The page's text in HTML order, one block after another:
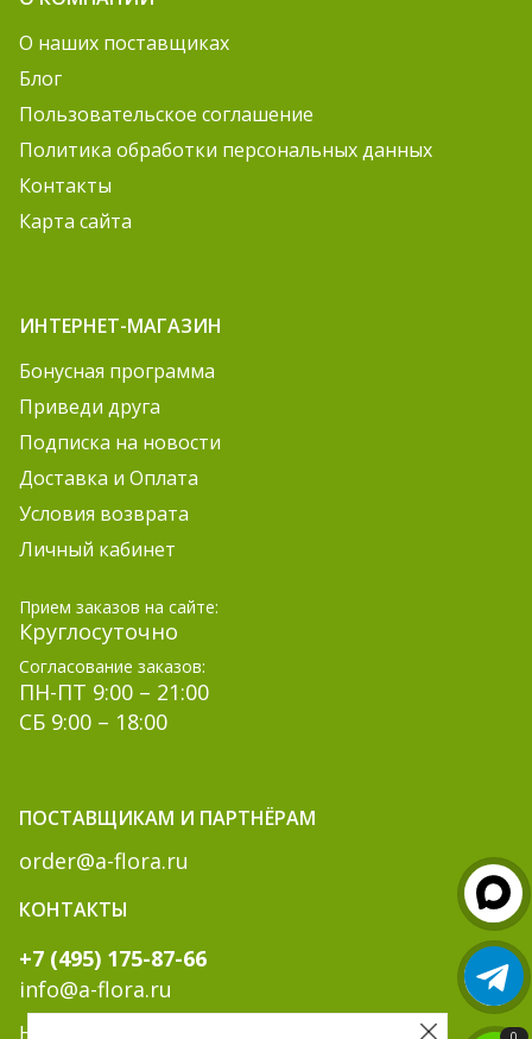
О наших поставщиках
Блог
Пользовательское соглашение
Политика обработки персональных данных
Контакты
Карта сайта
ИНТЕРНЕТ-МАГАЗИН
Бонусная программа
Приведи друга
Подписка на новости
Доставка и Оплата
Условия возврата
Личный кабинет
Прием заказов на сайте:
Круглосуточно
Согласование заказов:
ПН-ПТ 9:00 – 21:00
СБ 9:00 – 18:00
ПОСТАВЩИКАМ И ПАРТНЁРАМ
order@a-flora.ru
КОНТАКТЫ
+7 (495) 175-87-66
info@a-flora.ru
Написать нам: